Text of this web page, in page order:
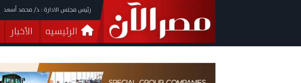
رئيس مجلس الادارة : د/ محمد أسعد
الرئيسيه الأخبار
فيديوهات
البرلمان